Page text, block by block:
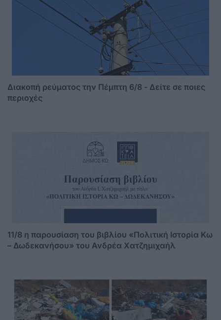
Διακοπή ρεύματος την Πέμπτη 6/8 - Δείτε σε ποιες
περιοχές
11/8 η παρουσίαση του βιβλίου «Πολιτική Ιστορία Κω
– Δωδεκανήσου» του Ανδρέα Χατζημιχαήλ